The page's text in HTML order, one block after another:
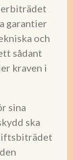
garantier
och
sådant
kraven i
sina
ska